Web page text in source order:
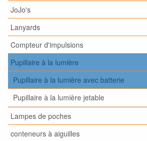
JoJo's
Lanyards
Compteur d'impulsions
Pupillaire à la lumière
Pupillaire à la lumière avec batterie
Pupillaire à la lumière jetable
Lampes de poches
conteneurs à aiguilles